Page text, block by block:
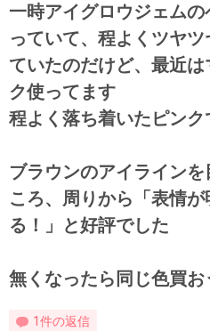
一時アイグロウジェム
っていて、程よくツヤ
ていたのだけど、最近
ク使ってます
程よく落ち着いたピンク
ブラウンのアイライン
ころ、周りから「表情
る！」と好評でした
無くなったら同じ色買
1件の返信